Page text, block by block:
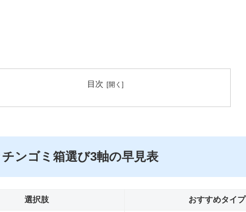
目次
ンゴミ箱選び3軸の早見表
選択肢 おすすめタイプ